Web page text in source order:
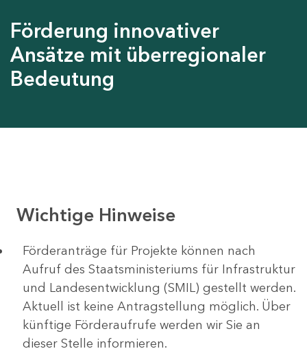
Förderung innovativer
Ansätze mit überregionaler
Bedeutung
Wichtige Hinweise
Förderanträge für Projekte können nach
Aufruf des Staatsministeriums für Infrastruktur
und Landesentwicklung (SMIL) gestellt werden.
Aktuell ist keine Antragstellung möglich. Über
künftige Förderaufrufe werden wir Sie an
dieser Stelle informieren.